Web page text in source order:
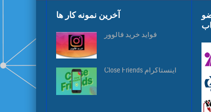
آخرین نمونه کار ها
فواید خرید فالوور
Close Friends اینستاگرام